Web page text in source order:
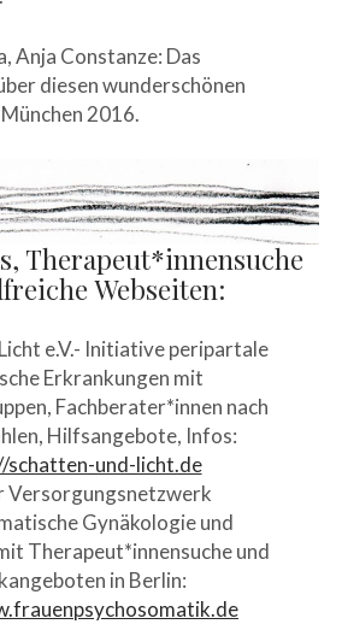
Anja Constanze: Das
diesen wunderschönen
2016.
Therapeut*innensuche
Webseiten:
e.V.- Initiative peripartale
Erkrankungen mit
Fachberater*innen nach
Hilfsangebote, Infos:
schatten-und-licht.de
Versorgungsnetzwerk
Gynäkologie und
Therapeut*innensuche und
in Berlin: